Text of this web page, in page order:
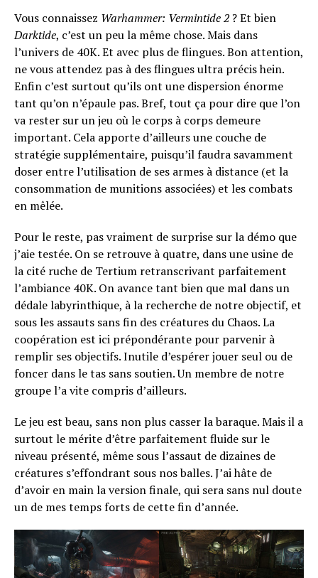
Vous connaissez Warhammer: Vermintide 2? Et bien
Darktide, c’est un peu la même chose. Mais dans
l’univers de 40K. Et avec plus de flingues. Bon attention,
ne vous attendez pas à des flingues ultra précis hein.
Enfin c’est surtout qu’ils ont une dispersion énorme
tant qu’on n’épaule pas. Bref, tout ça pour dire que l’on
va rester sur un jeu où le corps à corps demeure
important. Cela apporte d’ailleurs une couche de
stratégie supplémentaire, puisqu’il faudra savamment
doser entre l’utilisation de ses armes à distance (et la
consommation de munitions associées) et les combats
en mêlée.
Pour le reste, pas vraiment de surprise sur la démo que
j’aie testée. On se retrouve à quatre, dans une usine de
la cité ruche de Tertium retranscrivant parfaitement
l’ambiance 40K. On avance tant bien que mal dans un
dédale labyrinthique, à la recherche de notre objectif, et
sous les assauts sans fin des créatures du Chaos. La
coopération est ici prépondérante pour parvenir à
remplir ses objectifs. Inutile d’espérer jouer seul ou de
foncer dans le tas sans soutien. Un membre de notre
groupe l’a vite compris d’ailleurs.
Le jeu est beau, sans non plus casser la baraque. Mais il a
surtout le mérite d’être parfaitement fluide sur le
niveau présenté, même sous l’assaut de dizaines de
créatures s’effondrant sous nos balles. J’ai hâte de
d’avoir en main la version finale, qui sera sans nul doute
un de mes temps forts de cette fin d’année.